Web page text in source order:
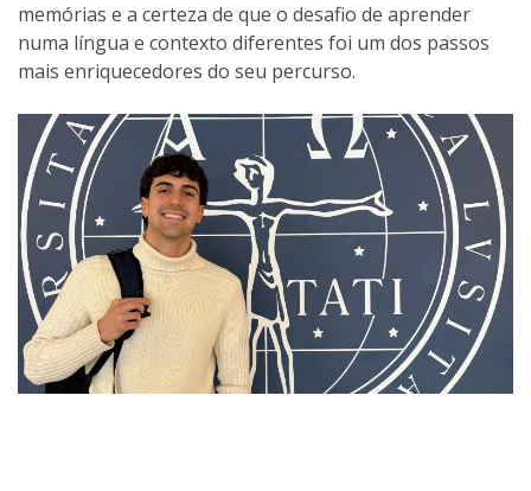
memórias e a certeza de que o desafio de aprender
numa língua e contexto diferentes foi um dos passos
mais enriquecedores do seu percurso.